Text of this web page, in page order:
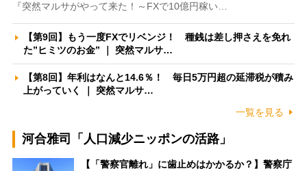
『突然マルサがやって来た！～FXで10億円稼い…
【第9回】もう一度FXでリベンジ！ 種銭は差し押さえを免れ
た”ヒミツのお金” ｜ 突然マルサ…
【第8回】年利はなんと14.6％！ 毎日5万円超の延滞税が積み
上がっていく ｜ 突然マルサ…
一覧を見る
河合雅司「人口減少ニッポンの活路」
【「警察官離れ」に歯止めはかかるか？】警察庁